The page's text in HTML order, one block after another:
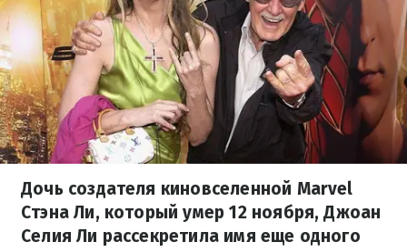
Дочь создателя киновселенной Marvel
Стэна Ли, который умер 12 ноября, Джоан
Селия Ли рассекретила имя еще одного